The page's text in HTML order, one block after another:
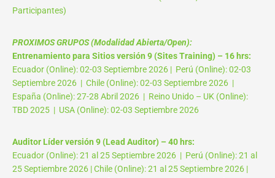
Participantes)
PROXIMOS GRUPOS (Modalidad Abierta/Open):
Entrenamiento para Sitios versión 9 (Sites Training) – 16 hrs:
Ecuador (Online): 02-03 Septiembre 2026 | Perú (Online): 02-03
Septiembre 2026 | Chile (Online): 02-03 Septiembre 2026 |
España (Online): 27-28 Abril 2026 | Reino Unido – UK (Online):
TBD 2025 | USA (Online): 02-03 Septiembre 2026
Auditor Líder versión 9 (Lead Auditor) – 40 hrs:
Ecuador (Online): 21 al 25 Septiembre 2026 | Perú (Online): 21 al
25 Septiembre 2026 | Chile (Online): 21 al 25 Septiembre 2026 |